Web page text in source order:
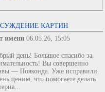
КАРТИН
имени 06.05.26, 15:05
день! Большое спасибо за
Вы совершенно
— Пояконда. Уже исправили.
ценим, что помогаете делать